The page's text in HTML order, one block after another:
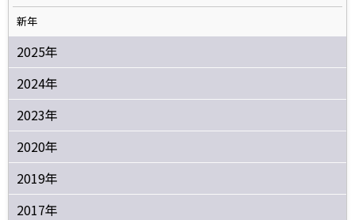
新年
2025年
2024年
2023年
2020年
2019年
2017年